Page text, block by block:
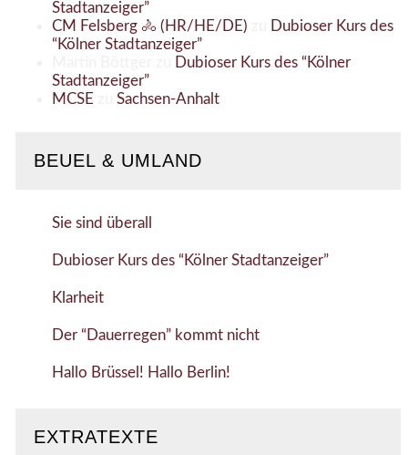
Stadtanzeiger”
CM Felsberg 🚴 (HR/HE/DE)
Dubioser Kurs des
“Kölner Stadtanzeiger”
Dubioser Kurs des “Kölner
Stadtanzeiger”
MCSE
Sachsen-Anhalt
BEUEL & UMLAND
Sie sind überall
Dubioser Kurs des “Kölner Stadtanzeiger”
Klarheit
Der “Dauerregen” kommt nicht
Hallo Brüssel! Hallo Berlin!
EXTRATEXTE